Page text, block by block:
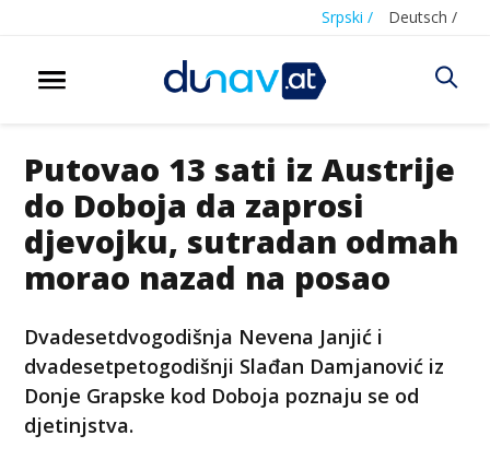
Srpski / Deutsch /
Putovao 13 sati iz Austrije
do Doboja da zaprosi
djevojku, sutradan odmah
morao nazad na posao
Dvadesetdvogodišnja Nevena Janjić i
dvadesetpetogodišnji Slađan Damjanović iz
Donje Grapske kod Doboja poznaju se od
djetinjstva.